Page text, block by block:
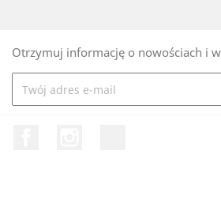
Otrzymuj informację o nowościach i